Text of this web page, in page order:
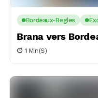
Bordeaux-Begles
Brana vers
1 Min(s)